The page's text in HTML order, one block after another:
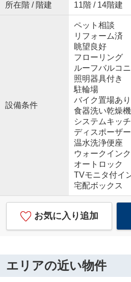
所在階 / 階建 11階 / 14階建
設備条件
ペット相談
リフォーム済
眺望良好
フローリング
ルーフバルコ
照明器具付き
駐輪場
バイク置場あり
食器洗い乾燥機
システムキッ
ディスポーザー
温水洗浄便座
ウォークイン
オートロック
TVモニタ付イ
宅配ボックス
お気に入り追加
エリアの近い物件